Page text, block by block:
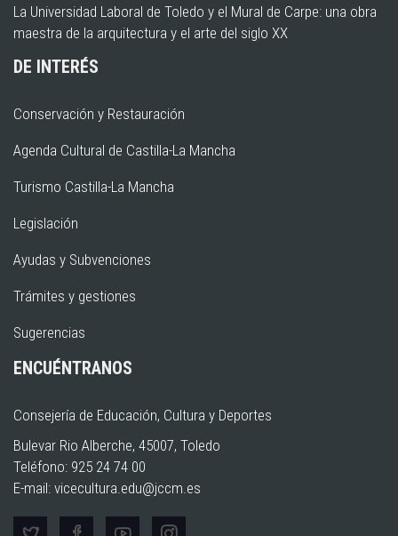
La Universidad Laboral de Toledo y el Mural de Carpe: una obra
maestra de la arquitectura y el arte del siglo XX
DE INTERÉS
Conservación y Restauración
Agenda Cultural de Castilla-La Mancha
Turismo Castilla-La Mancha
Legislación
Ayudas y Subvenciones
Trámites y gestiones
Sugerencias
ENCUÉNTRANOS
Consejería de Educación, Cultura y Deportes
Bulevar Rio Alberche, 45007, Toledo
Teléfono: 925 24 74 00
E-mail: vicecultura.edu@jccm.es